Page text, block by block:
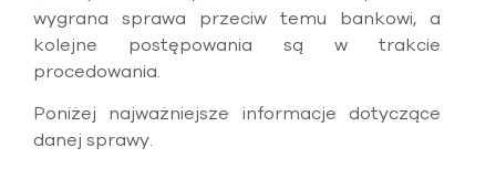
wygrana sprawa przeciw temu bankowi, a
kolejne postępowania są w trakcie
procedowania.
Poniżej najważniejsze informacje dotyczące
danej sprawy.